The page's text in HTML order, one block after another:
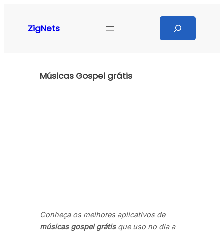
ZigNets
Músicas Gospel grátis
Conheça os melhores aplicativos de
músicas gospel grátisque uso no dia a